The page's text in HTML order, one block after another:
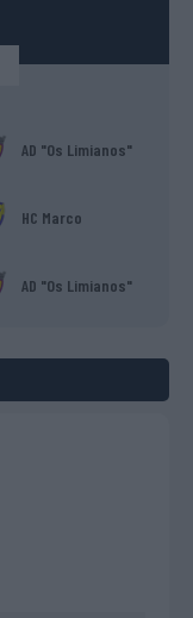
AD "Os Limianos"
HC Marco
AD "Os Limianos"